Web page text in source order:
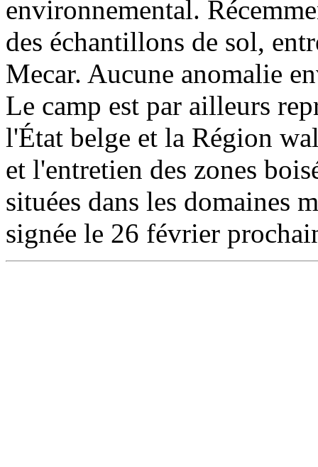
environnemental.
des échantillons de sol,
Mecar. Aucune anomalie
Le camp est par ailleurs
l'État belge et la Région
et l'entretien des zones
situées dans les domaines
signée le 26 février